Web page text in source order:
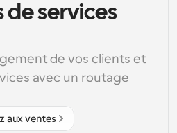
de services
de vos clients et
avec un routage
aux ventes